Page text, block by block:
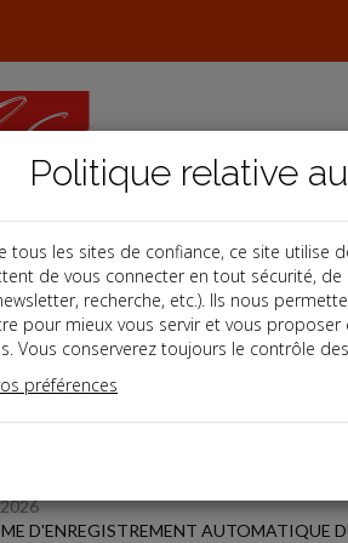
dernières dépêches
D'ENREGISTREMENT AUTOMATIQUE
Politique relative
tous les sites de confiance, ce site utilise
de vous connecter en tout sécurité, de
recherche, etc.). Ils nous
pour mieux vous servir et vous proposer
Vous conserverez toujours le contrôle
préférences